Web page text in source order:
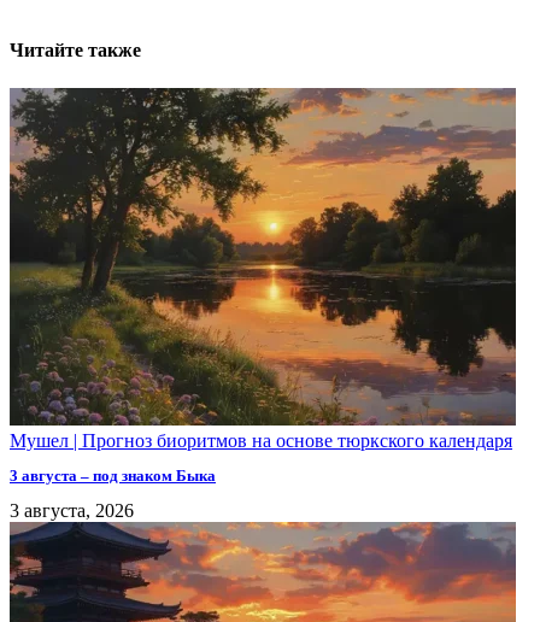
Читайте также
Мушел | Прогноз биоритмов на основе тюркского календаря
3 августа – под знаком Быка
3 августа, 2026